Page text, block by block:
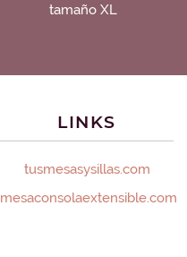
tamaño XL
LINKS
tusmesasysillas.com
mesaconsolaextensible.com